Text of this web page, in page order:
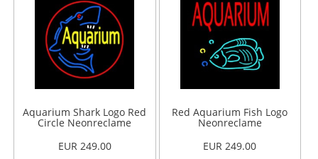
Aquarium Shark Logo Red
Circle Neonreclame
EUR 249.00
Red Aquarium Fish Logo
Neonreclame
EUR 249.00